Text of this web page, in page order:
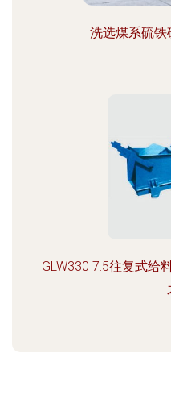
洗选煤系硫
GLW330 7.5往复式给